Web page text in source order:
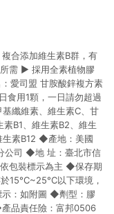
才享有 LINE
。 (4) 如
等其他網頁、或
造成追蹤中斷而
規格、顏色、價
網頁標示為準。
，逾期訂單將
改條款與法律
。
合添加維生素B群，有
需 ▶ 採用全素植物膠
愛司盟 甘胺酸鋅複方素
用1顆，一日請勿超過
纖維素、維生素C、甘
B1、維生素B2、維生
生素B12 ◆產地：美國
公司 ◆地 址：臺北市信
包裝標示為主 ◆保存期
15°C~25°C以下環境，
：如附圖 ◆劑型：膠
品責任險：富邦0506